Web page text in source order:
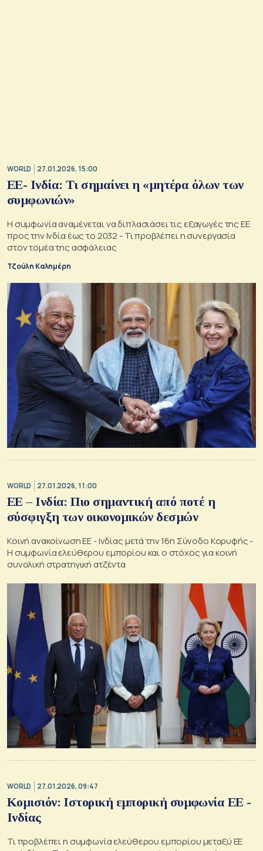
WORLD 27.01.2026, 15:00
ΕΕ- Ινδία: Τι σημαίνει η «μητέρα όλων των
συμφωνιών»
Η συμφωνία αναμένεται να διπλασιάσει τις εξαγωγές της ΕΕ
προς την Ινδία έως το 2032 - Τι προβλέπει η συνεργασία
στον τομέα της ασφάλειας
Τζούλη Καλημέρη
WORLD 27.01.2026, 11:00
ΕΕ – Ινδία: Πιο σημαντική από ποτέ η
σύσφιγξη των οικονομικών δεσμών
Κοινή ανακοίνωση ΕΕ - Ινδίας μετά την 16η Σύνοδο Κορυφής -
Η συμφωνία ελεύθερου εμπορίου και ο στόχος για κοινή
συνολική στρατηγική ατζέντα
WORLD 27.01.2026, 09:47
Κομισιόν: Ιστορική εμπορική συμφωνία ΕΕ -
Ινδίας
Τι προβλέπει η συμφωνία ελεύθερου εμπορίου μεταξύ ΕΕ